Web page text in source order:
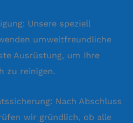
Unsere speziell
umweltfreundliche
Ausrüstung, um Ihre
zu reinigen.
Nach Abschluss
wir gründlich, ob alle